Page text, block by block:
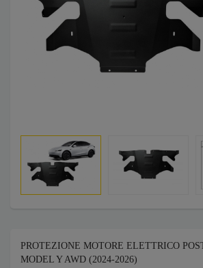
PROTEZIONE MOTORE ELETTRICO
MODEL Y AWD (2024-2026)